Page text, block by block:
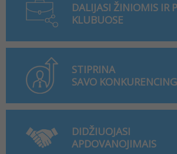
DALIJASI ŽINIOMIS IR
KLUBUOSE
STIPRINA
SAVO
DIDŽIUOJASI
APDOVANOJIMAIS